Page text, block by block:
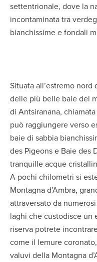
settentrionale, dove la
incontaminata tra
bianchissime e fondali
Situata all’estremo nord
delle più belle baie del
di Antsiranana,
può raggiungere verso
baie di sabbia
des Pigeons e Baie des
tranquille acque
A pochi chilometri si
Montagna d’Ambra,
attraversato da
laghi che custodisce un
riserva potrete
come il lemure
valuvi della Montagna